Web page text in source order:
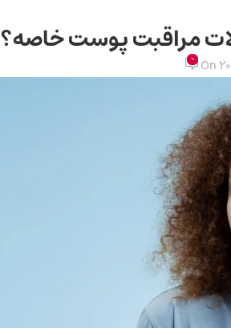
مراقبت پوست خاصه؟
On
0